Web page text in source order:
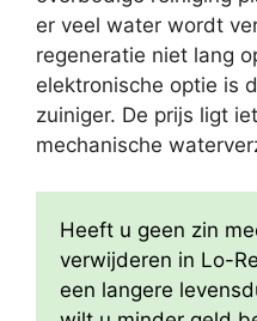
er veel water wordt
regeneratie niet lang
elektronische optie is
zuiniger. De prijs ligt
mechanische
Heeft u geen zin
verwijderen in Lo-
een langere